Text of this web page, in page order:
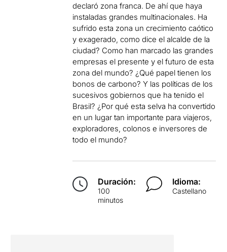
declaró zona franca. De ahí que haya
instaladas grandes multinacionales. Ha
sufrido esta zona un crecimiento caótico
y exagerado, como dice el alcalde de la
ciudad? Como han marcado las grandes
empresas el presente y el futuro de esta
zona del mundo? ¿Qué papel tienen los
bonos de carbono? Y las políticas de los
sucesivos gobiernos que ha tenido el
Brasil? ¿Por qué esta selva ha convertido
en un lugar tan importante para viajeros,
exploradores, colonos e inversores de
todo el mundo?
Duración:
100
minutos
Idioma:
Castellano